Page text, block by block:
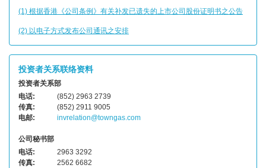
(1) 根据香港《公司条例》有关补发已遗失的上市公司股份证明书之公告
(2) 以电子方式发布公司通讯之安排
投资者关系联络资料
投资者关系部
电话:
(852) 2963 2739
传真:
(852) 2911 9005
电邮:
invrelation@towngas.com
公司秘书部
电话:
2963 3292
传真:
2562 6682